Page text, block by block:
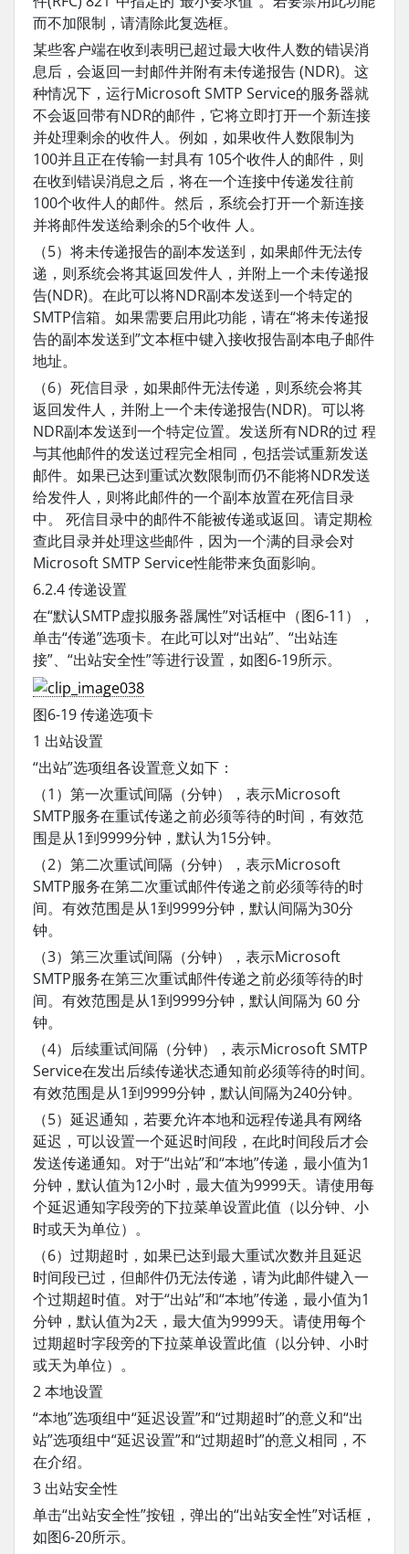
而不加限制，请清除此复选框。
某些客户端在收到表明已超过最大收件人数的错误消
息后，会返回一封邮件并附有未传递报告 (NDR)。这
种情况下，运行Microsoft SMTP Service的服务器就
不会返回带有NDR的邮件，它将立即打开一个新连接
并处理剩余的收件人。例如，如果收件人数限制为
100并且正在传输一封具有 105个收件人的邮件，则
在收到错误消息之后，将在一个连接中传递发往前
100个收件人的邮件。然后，系统会打开一个新连接
并将邮件发送给剩余的5个收件 人。
（5）将未传递报告的副本发送到，如果邮件无法传
递，则系统会将其返回发件人，并附上一个未传递报
告(NDR)。在此可以将NDR副本发送到一个特定的
SMTP信箱。如果需要启用此功能，请在“将未传递报
告的副本发送到”文本框中键入接收报告副本电子邮件
地址。
（6）死信目录，如果邮件无法传递，则系统会将其
返回发件人，并附上一个未传递报告(NDR)。可以将
NDR副本发送到一个特定位置。发送所有NDR的过 程
与其他邮件的发送过程完全相同，包括尝试重新发送
邮件。如果已达到重试次数限制而仍不能将NDR发送
给发件人，则将此邮件的一个副本放置在死信目录
中。 死信目录中的邮件不能被传递或返回。请定期检
查此目录并处理这些邮件，因为一个满的目录会对
Microsoft SMTP Service性能带来负面影响。
6.2.4 传递设置
在“默认SMTP虚拟服务器属性”对话框中（图6-11），
单击“传递”选项卡。在此可以对“出站”、“出站连
接”、“出站安全性”等进行设置，如图6-19所示。
图6-19 传递选项卡
1 出站设置
“出站”选项组各设置意义如下：
（1）第一次重试间隔（分钟），表示Microsoft
SMTP服务在重试传递之前必须等待的时间，有效范
围是从1到9999分钟，默认为15分钟。
（2）第二次重试间隔（分钟），表示Microsoft
SMTP服务在第二次重试邮件传递之前必须等待的时
间。有效范围是从1到9999分钟，默认间隔为30分
钟。
（3）第三次重试间隔（分钟），表示Microsoft
SMTP服务在第三次重试邮件传递之前必须等待的时
间。有效范围是从1到9999分钟，默认间隔为 60 分
钟。
（4）后续重试间隔（分钟），表示Microsoft SMTP
Service在发出后续传递状态通知前必须等待的时间。
有效范围是从1到9999分钟，默认间隔为240分钟。
（5）延迟通知，若要允许本地和远程传递具有网络
延迟，可以设置一个延迟时间段，在此时间段后才会
发送传递通知。对于“出站”和“本地”传递，最小值为1
分钟，默认值为12小时，最大值为9999天。请使用每
个延迟通知字段旁的下拉菜单设置此值（以分钟、小
时或天为单位）。
（6）过期超时，如果已达到最大重试次数并且延迟
时间段已过，但邮件仍无法传递，请为此邮件键入一
个过期超时值。对于“出站”和“本地”传递，最小值为1
分钟，默认值为2天，最大值为9999天。请使用每个
过期超时字段旁的下拉菜单设置此值（以分钟、小时
或天为单位）。
2 本地设置
“本地”选项组中“延迟设置”和“过期超时”的意义和“出
站”选项组中“延迟设置”和“过期超时”的意义相同，不
在介绍。
3 出站安全性
单击“出站安全性”按钮，弹出的“出站安全性”对话框，
如图6-20所示。